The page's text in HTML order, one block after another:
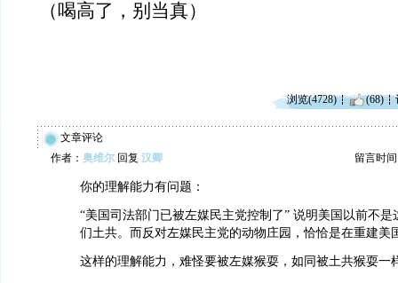
（喝高了，别当真）
浏览(4728) (68)
文章评论
作者： 奥维尔 回复 汉卿 留言时间
你的理解能力有问题：
“美国司法部门已被左媒民主党控制了” 说明美国以前不
们土共。而反对左媒民主党的动物庄园，恰恰是在重建美
这样的理解能力，难怪要被左媒猴耍，如同被土共猴耍一